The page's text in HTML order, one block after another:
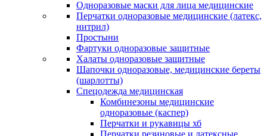
Одноразовые маски для лица медицинские
Перчатки одноразовые медицинские (латекс,
нитрил)
Простыни
Фартуки одноразовые защитные
Халаты одноразовые защитные
Шапочки одноразовые, медицинские береты
(шарлотты)
Спецодежда медицинская
Комбинезоны медицинские
одноразовые (каспер)
Перчатки и рукавицы хб
Перчатки резиновые и латексные